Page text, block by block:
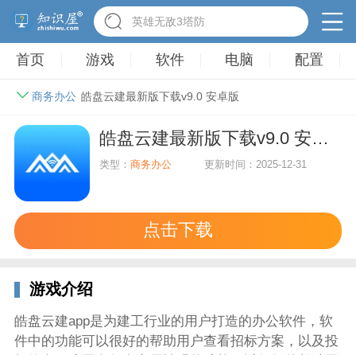
英雄无敌3塔防
首页 游戏 软件 电脑 配置
商务办公 皓盘云建最新版下载v9.0 安卓版
皓盘云建最新版下载v9.0 安卓版
类型：商务办公 更新时间：2025-12-31
点击下载
游戏介绍
皓盘云建app是为建工行业的用户打造的办公软件，软
件中的功能可以很好的帮助用户查看招标方案，以及投